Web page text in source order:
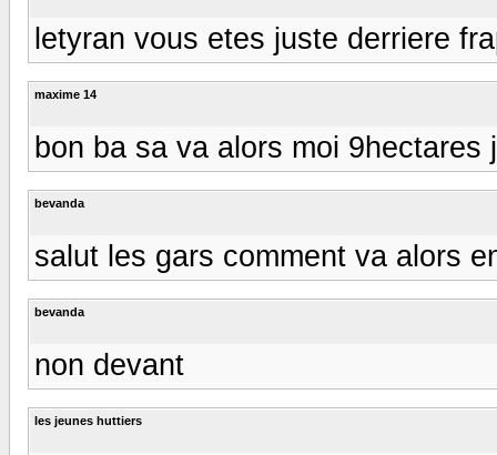
letyran vous etes juste derriere
maxime 14
bon ba sa va alors moi
bevanda
salut les gars comment va alors
bevanda
non devant
les jeunes huttiers